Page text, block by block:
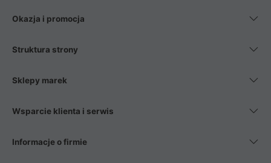
Okazja i promocja
Struktura strony
Sklepy marek
Wsparcie klienta i serwis
Informacje o firmie